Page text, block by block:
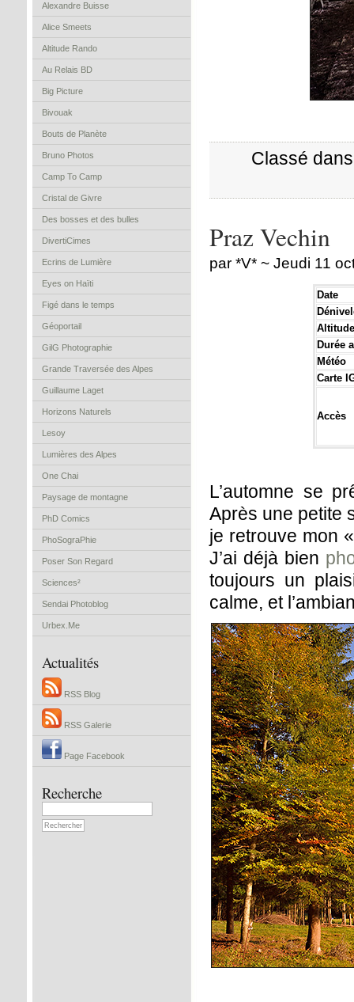
Alexandre Buisse
Alice Smeets
Altitude Rando
Au Relais BD
Big Picture
Bivouak
Bouts de Planète
Bruno Photos
Camp To Camp
Cristal de Givre
Des bosses et des bulles
DivertiCimes
Ecrins de Lumière
Eyes on Haïti
Figé dans le temps
Géoportail
GilG Photographie
Grande Traversée des Alpes
Guillaume Laget
Horizons Naturels
Lesoy
Lumières des Alpes
One Chai
Paysage de montagne
PhD Comics
PhoSograPhie
Poser Son Regard
Sciences²
Sendai Photoblog
Urbex.Me
Actualités
RSS Blog
RSS Galerie
Page Facebook
Recherche
Classé
Praz Vechin
par *V* ~ Jeudi 11
Date
Durée
Météo
Carte
Accès
L’automne se
Après une petite
je retrouve mon
J’ai déjà bien
toujours un
calme, et